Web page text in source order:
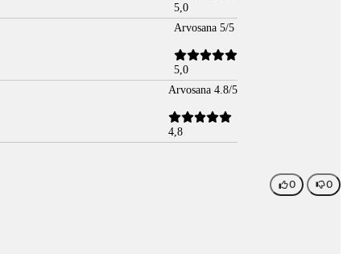
5,0
Arvosana 5/5
5,0
Arvosana 4.8/5
4,8
0 0